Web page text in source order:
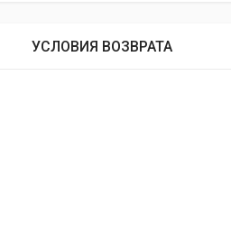
УСЛОВИЯ ВОЗВРАТА